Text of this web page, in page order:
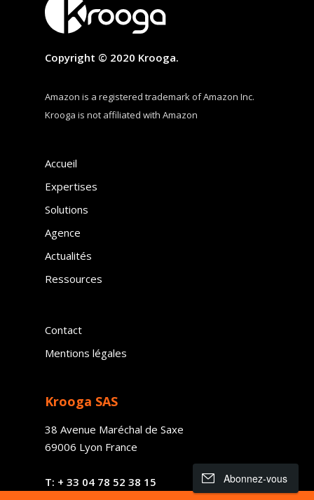
Copyright © 2020 Krooga.
Amazon is a registered trademark of Amazon Inc.
Krooga is not affiliated with Amazon
Accueil
Expertises
Solutions
Agence
Actualités
Ressources
Contact
Mentions légales
Krooga SAS
38 Avenue Maréchal de Saxe
69006 Lyon France
T: + 33 04 78 52 38 15 Abonnez-vous